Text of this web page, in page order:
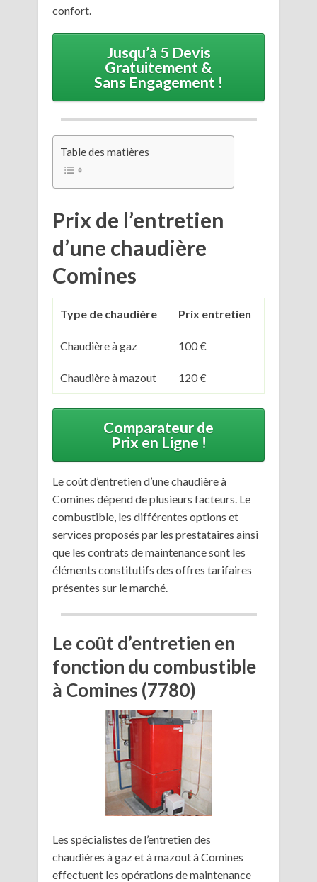
confort.
Jusqu’à 5 Devis
Gratuitement &
Sans Engagement !
Table des matières
Prix de l’entretien
d’une chaudière
Comines
Type de chaudière Prix entretien
Chaudière à gaz 100 €
Chaudière à mazout 120 €
Comparateur de
Prix en Ligne !
Le coût d’entretien d’une chaudière à
Comines dépend de plusieurs facteurs. Le
combustible, les différentes options et
services proposés par les prestataires ainsi
que les contrats de maintenance sont les
éléments constitutifs des offres tarifaires
présentes sur le marché.
Le coût d’entretien en
fonction du combustible
à Comines (7780)
Les spécialistes de l’entretien des
chaudières à gaz et à mazout à Comines
effectuent les opérations de maintenance